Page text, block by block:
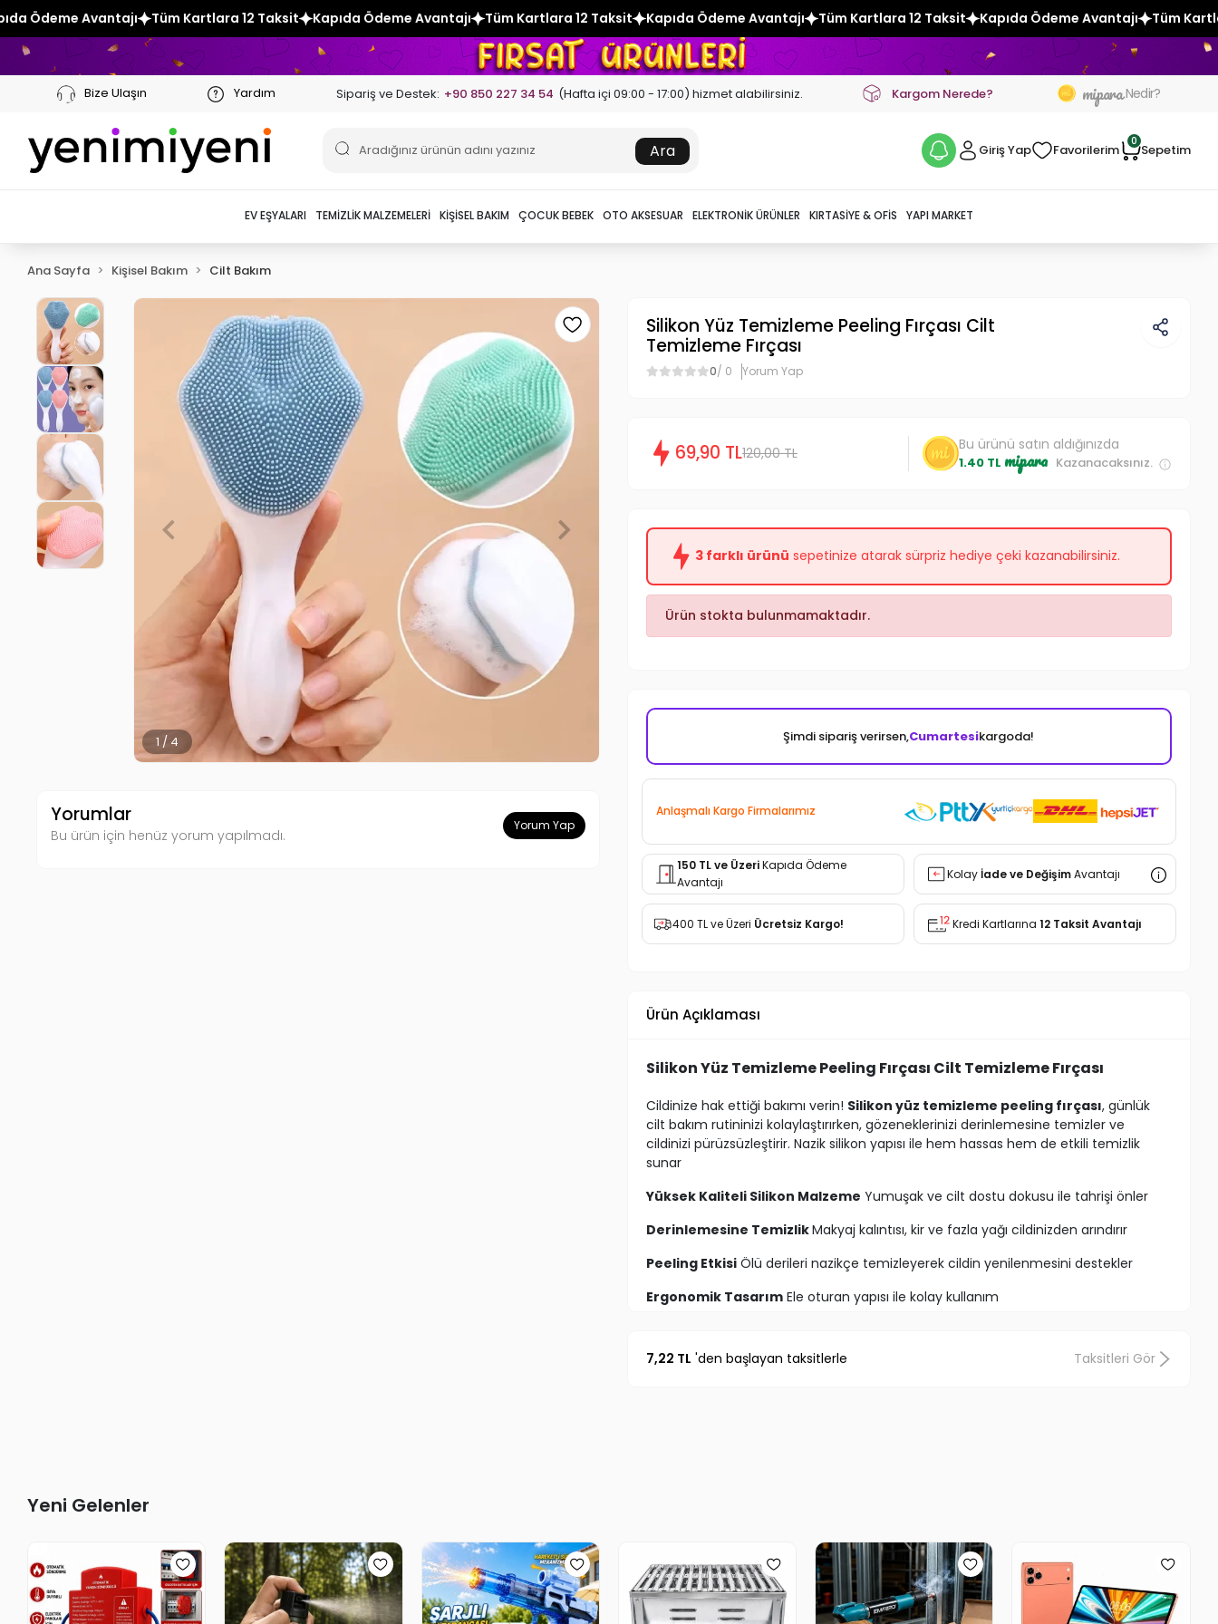
Tüm Kartlara 12 Taksit Kapıda Ödeme Avantajı Tüm Kartlara 12 Taksit Kapıda Ödeme Avantajı Tüm Kartlara 12 Taksit Kapıda Ödeme Avantajı Tüm Kartlara 12 Taksit
Bize Ulaşın Yardım Sipariş ve Destek: +90 850 227 34 54 (Hafta içi 09:00 - 17:00) hizmet alabilirsiniz. Kargom Nerede? mipara Nedir?
Ara Giriş Yap Favorilerim
0
Sepetim
EV EŞYALARI TEMIZLIK MALZEMELERI KIŞISEL BAKIM ÇOCUK BEBEK OTO AKSESUAR ELEKTRONIK ÜRÜNLER KIRTASIYE & OFIS YAPI MARKET
Ana Sayfa Kişisel Bakım Cilt Bakım
2 / 4
Yorumlar
Bu ürün için henüz yorum yapılmadı.
Yorum Yap
Silikon Yüz Temizleme Peeling Fırçası Cilt
Temizleme Fırçası
0/ 0 Yorum Yap
69,90 TL120,00 TL Bu ürünü satın aldığınızda
1.40 TL mipara Kazanacaksınız.
3 farklı ürünü sepetinize atarak sürpriz hediye çeki kazanabilirsiniz.
Ürün stokta bulunmamaktadır.
Şimdi sipariş verirsen,Cumartesikargoda!
Anlaşmalı Kargo Firmalarımız
150 TL ve ÜzeriKapıda Ödeme
Avantajı
Kolayİade ve DeğişimAvantajı
400 TL ve Üzeri Ücretsiz Kargo! Kredi Kartlarına 12 Taksit Avantajı
Ürün Açıklaması
Silikon Yüz Temizleme Peeling Fırçası Cilt Temizleme Fırçası
Cildinize hak ettiği bakımı verin! Silikon yüz temizleme peeling fırçası, günlük
cilt bakım rutininizi kolaylaştırırken, gözeneklerinizi derinlemesine temizler ve
cildinizi pürüzsüzleştirir. Nazik silikon yapısı ile hem hassas hem de etkili temizlik
sunar
Yüksek Kaliteli Silikon Malzeme Yumuşak ve cilt dostu dokusu ile tahrişi önler
Derinlemesine TemizlikMakyaj kalıntısı, kir ve fazla yağı cildinizden arındırır
Peeling EtkisiÖlü derileri nazikçe temizleyerek cildin yenilenmesini destekler
Ergonomik TasarımEle oturan yapısı ile kolay kullanım
Kompakt ve TaşınabilirSeyahatlerde bile kolayca yanınızda taşıyabilirsiniz
7,22 TL 'den başlayan taksitlerle Taksitleri Gör
Yeni Gelenler